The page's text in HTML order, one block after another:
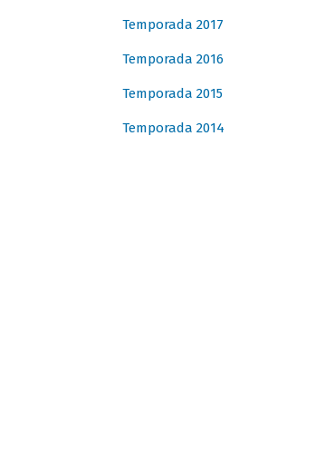
Temporada 2017
Temporada 2016
Temporada 2015
Temporada 2014